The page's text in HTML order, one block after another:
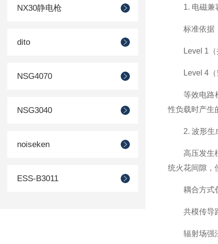
NX30静电枪
dito
NSG4070
NSG3040
noiseken
ESS-B3011
1. 电磁兼容
标准依据：
Level 1（
Level 4（空
等效电路模
性负载时产生
2. 波形生
高压发生模
统火花间隙，
耦合方式
共模传导路
辐射场强法